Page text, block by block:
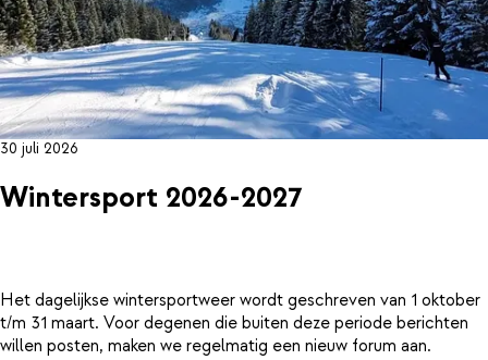
30 juli 2026
Wintersport 2026-2027
Het dagelijkse wintersportweer wordt geschreven van 1 oktober
t/m 31 maart. Voor degenen die buiten deze periode berichten
willen posten, maken we regelmatig een nieuw forum aan.